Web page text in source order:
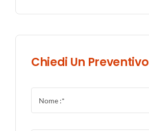
Chiedi Un Preventivo